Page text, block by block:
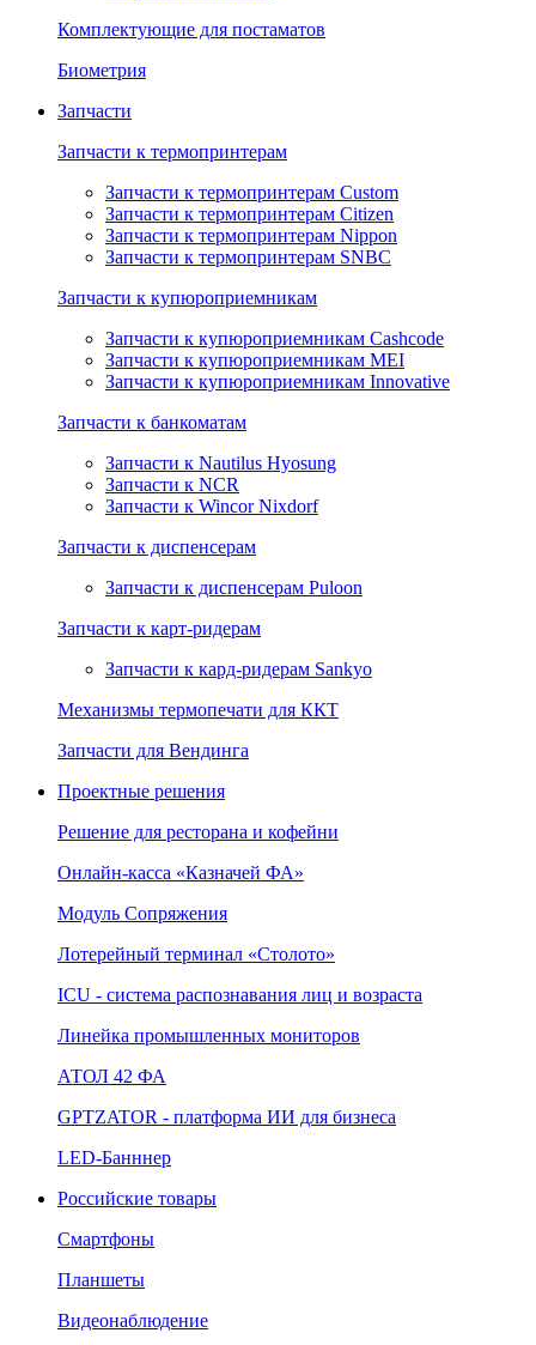
Комплектующие для постаматов
Биометрия
Запчасти
Запчасти к термопринтерам
Запчасти к термопринтерам Custom
Запчасти к термопринтерам Citizen
Запчасти к термопринтерам Nippon
Запчасти к термопринтерам SNBC
Запчасти к купюроприемникам
Запчасти к купюроприемникам Cashcode
Запчасти к купюроприемникам MEI
Запчасти к купюроприемникам Innovative
Запчасти к банкоматам
Запчасти к Nautilus Hyosung
Запчасти к NCR
Запчасти к Wincor Nixdorf
Запчасти к диспенсерам
Запчасти к диспенсерам Puloon
Запчасти к карт-ридерам
Запчасти к кард-ридерам Sankyo
Механизмы термопечати для ККТ
Запчасти для Вендинга
Проектные решения
Решение для ресторана и кофейни
Онлайн‑касса «Казначей ФА»
Модуль Сопряжения
Лотерейный терминал «Столото»
ICU - система распознавания лиц и возраста
Линейка промышленных мониторов
АТОЛ 42 ФА
GPTZATOR - платформа ИИ для бизнеса
LED-Банннер
Российские товары
Смартфоны
Планшеты
Видеонаблюдение